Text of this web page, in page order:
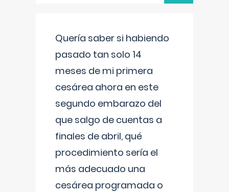
Quería saber si habiendo
pasado tan solo 14
meses de mi primera
cesárea ahora en este
segundo embarazo del
que salgo de cuentas a
finales de abril, qué
procedimiento sería el
más adecuado una
cesárea programada o